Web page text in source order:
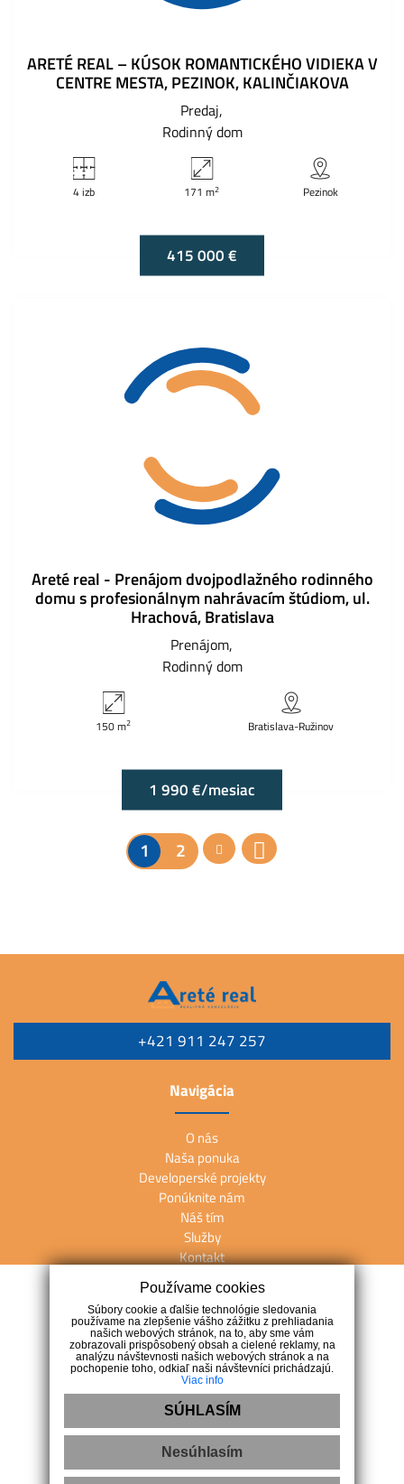
ARETÉ REAL – KÚSOK ROMANTICKÉHO VIDIEKA V
CENTRE MESTA, PEZINOK, KALINČIAKOVA
Predaj
Rodinný dom
4 izb 171 m2 Pezinok
415 000 €
Areté real - Prenájom dvojpodlažného rodinného
domu s profesionálnym nahrávacím štúdiom, ul.
Hrachová, Bratislava
Prenájom
Rodinný dom
150 m2 Bratislava-Ružinov
1 990 €/mesiac
1 2
+421 911 247 257
Navigácia
O nás
Naša ponuka
Developerské projekty
Ponúknite nám
Náš tím
Služby
Kontakt
Kontakt
M. R. Štefánika 27, 902 01 Pezinok
+421 911 247 257
info@arete.sk
Používame cookies
Súbory cookie a ďalšie technológie sledovania
používame na zlepšenie vášho zážitku z prehliadania
našich webových stránok, na to, aby sme vám
zobrazovali prispôsobený obsah a cielené reklamy, na
analýzu návštevnosti našich webových stránok a na
pochopenie toho, odkiaľ naši návštevníci prichádzajú.
Viac info
SÚHLASÍM
Nesúhlasím